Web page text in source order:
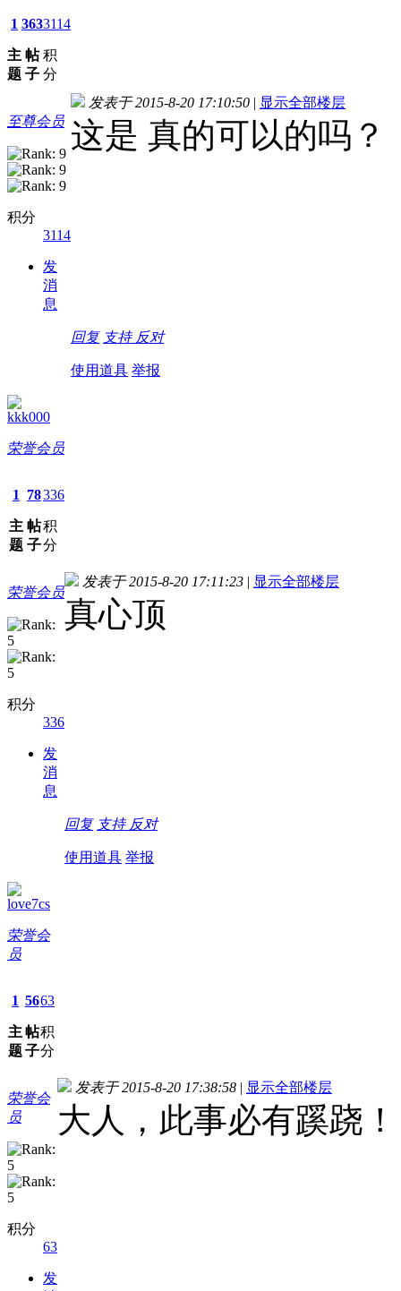
1
主
题
363
帖
子
3114
积
分
至尊会员
积分
3114
发
消
息
发表于 2015-8-20 17:10:50 | 显示全部楼层
这是 真的可以的吗？
回复 支持 反对
使用道具 举报
kkk000
荣誉会员
1
主
题
78
帖
子
336
积
分
荣誉会员
积分
336
发
消
息
发表于 2015-8-20 17:11:23 | 显示全部楼层
真心顶
回复 支持 反对
使用道具 举报
love7cs
荣誉会
员
1
主
题
56
帖
子
63
积
分
荣誉会
员
积分
63
发
发表于 2015-8-20 17:38:58 | 显示全部楼层
大人，此事必有蹊跷！